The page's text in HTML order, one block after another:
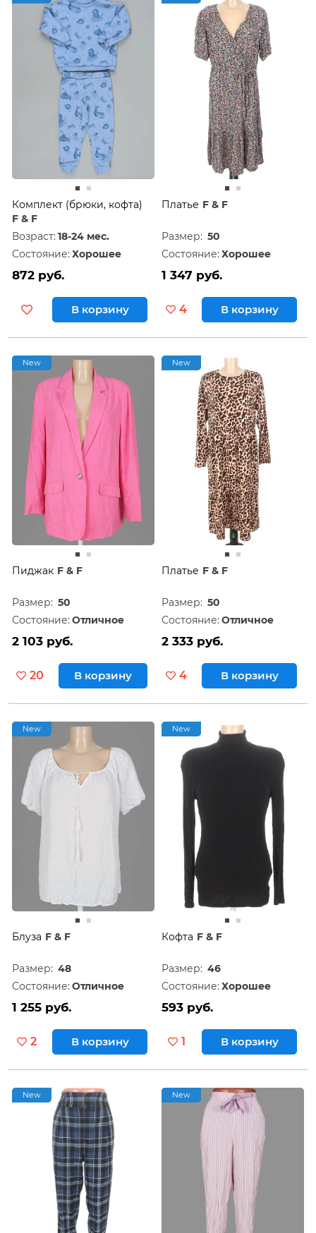
Комплект (брюки, кофта)
F & F
Возраст: 18-24 мес.
Состояние: Хорошее
872 руб.
В корзину
Платье F & F
Размер: 50
Состояние: Хорошее
1 347 руб.
4 В корзину
New
Пиджак F & F
Размер: 50
Состояние: Отличное
2 103 руб.
20 В корзину
New
Платье F & F
Размер: 50
Состояние: Отличное
2 333 руб.
4 В корзину
New
Блуза F & F
Размер: 48
Состояние: Отличное
1 255 руб.
2 В корзину
New
Кофта F & F
Размер: 46
Состояние: Хорошее
593 руб.
1 В корзину
New New